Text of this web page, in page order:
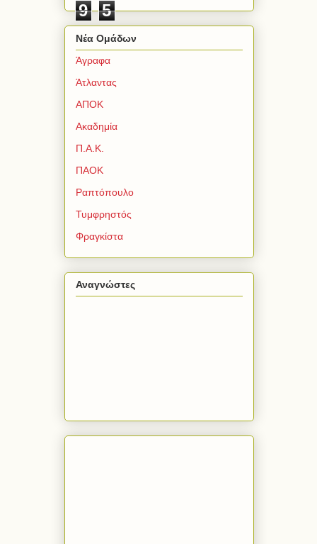
9
5
Νέα Ομάδων
Άγραφα
Άτλαντας
ΑΠΟΚ
Ακαδημία
Π.Α.Κ.
ΠΑΟΚ
Ραπτόπουλο
Τυμφρηστός
Φραγκίστα
Αναγνώστες